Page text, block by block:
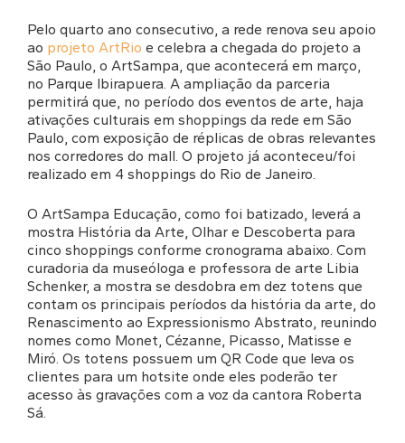
Pelo quarto ano consecutivo, a rede renova seu apoio
ao projeto ArtRio e celebra a chegada do projeto a
São Paulo, o ArtSampa, que acontecerá em março,
no Parque Ibirapuera. A ampliação da parceria
permitirá que, no período dos eventos de arte, haja
ativações culturais em shoppings da rede em São
Paulo, com exposição de réplicas de obras relevantes
nos corredores do mall. O projeto já aconteceu/foi
realizado em 4 shoppings do Rio de Janeiro.
O ArtSampa Educação, como foi batizado, leverá a
mostra História da Arte, Olhar e Descoberta para
cinco shoppings conforme cronograma abaixo. Com
curadoria da museóloga e professora de arte Libia
Schenker, a mostra se desdobra em dez totens que
contam os principais períodos da história da arte, do
Renascimento ao Expressionismo Abstrato, reunindo
nomes como Monet, Cézanne, Picasso, Matisse e
Miró. Os totens possuem um QR Code que leva os
clientes para um hotsite onde eles poderão ter
acesso às gravações com a voz da cantora Roberta
Sá.